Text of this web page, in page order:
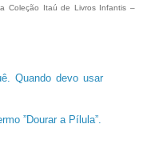
Coleção Itaú de Livros Infantis –
Quando devo usar
”Dourar a Pílula”.